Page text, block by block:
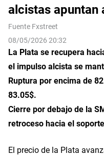
alcistas apuntan
Fuente Fxstreet
08/05/2026 20:32
La Plata se recupera
el impulso alcista se
Ruptura por encima de
83.05$.
Cierre por debajo de la
retroceso hacia el
El precio de la Plata